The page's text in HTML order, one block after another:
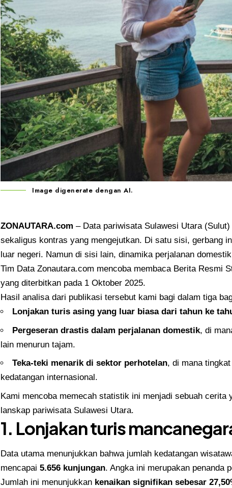
Image digenerate dengan AI.
ZONAUTARA.com – Data pariwisataSulawesi Utara (Sulut)
sekaligus kontras yang mengejutkan. Di satu sisi, gerbang
luar negeri. Namun di sisi lain, dinamika perjalanan
Tim Data Zonautara.com mencoba membaca Berita Resmi
yang diterbitkan pada 1 Oktober 2025.
Hasil analisa dari publikasi tersebut kami bagi dalam tiga
Lonjakan turis asing yang luar biasa dari tahun ke
Pergeseran drastis dalam perjalanan domestik, di
lain menurun tajam.
Teka-teki menarik di sektor perhotelan, di mana
kedatangan internasional.
Kami mencoba memecah statistik ini menjadi sebuah cerita
lanskap pariwisata Sulawesi Utara.
1. Lonjakan turis
Data utama menunjukkan bahwa jumlah kedatangan
mencapai 5.656 kunjungan. Angka ini merupakan penanda
Jumlah ini menunjukkan kenaikan signifikan sebesar